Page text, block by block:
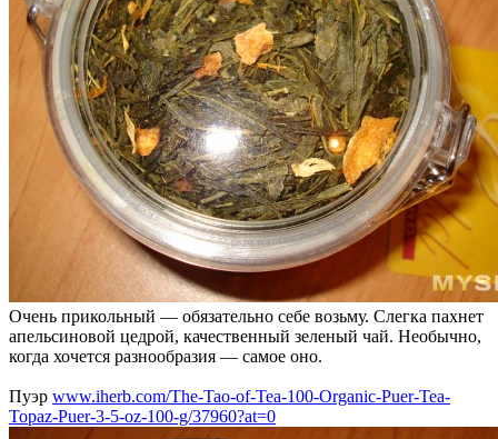
Очень прикольный — обязательно себе возьму. Слегка пахнет
апельсиновой цедрой, качественный зеленый чай. Необычно,
когда хочется разнообразия — самое оно.
Пуэр www.iherb.com/The-Tao-of-Tea-100-Organic-Puer-Tea-
Topaz-Puer-3-5-oz-100-g/37960?at=0